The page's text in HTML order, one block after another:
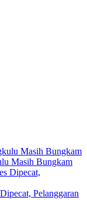
Masih Bungkam
Pelanggaran